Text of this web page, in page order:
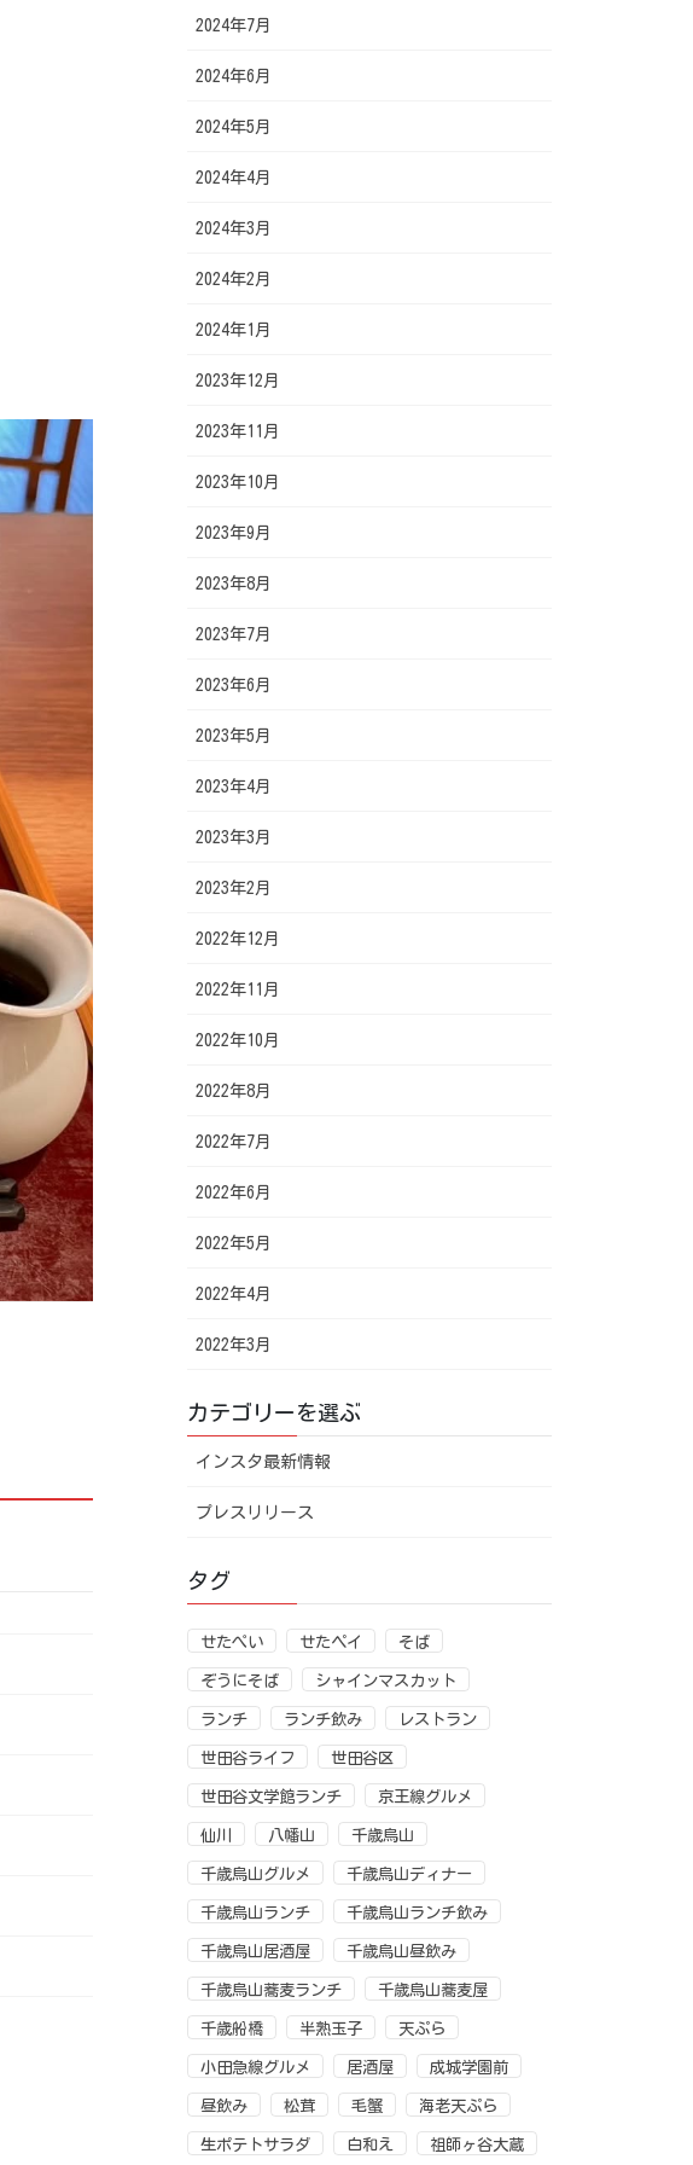
2024年7月
2024年6月
2024年5月
2024年4月
2024年3月
2024年2月
2024年1月
2023年12月
2023年11月
2023年10月
2023年9月
2023年8月
2023年7月
2023年6月
2023年5月
2023年4月
2023年3月
2023年2月
2022年12月
2022年11月
2022年10月
2022年8月
2022年7月
2022年6月
2022年5月
2022年4月
2022年3月
カテゴリーを選ぶ
インスタ最新情報
プレスリリース
タグ
せたぺい せたペイ そば
ぞうにそば シャインマスカット
ランチ ランチ飲み レストラン
世田谷ライフ 世田谷区
世田谷文学館ランチ 京王線グルメ
仙川 八幡山 千歳烏山
千歳烏山グルメ 千歳烏山ディナー
千歳烏山ランチ 千歳烏山ランチ飲み
千歳烏山居酒屋 千歳烏山昼飲み
千歳烏山蕎麦ランチ 千歳烏山蕎麦屋
千歳船橋 半熟玉子 天ぷら
小田急線グルメ 居酒屋 成城学園前
昼飲み 松茸 毛蟹 海老天ぷら
生ポテトサラダ 白和え 祖師ヶ谷大蔵